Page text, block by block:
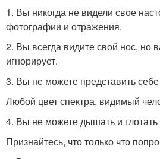
1. Вы никогда не видели свое
фотографии и отражения.
2. Вы всегда видите свой нос, но
игнорирует.
3. Вы не можете представить
Любой цвет спектра, видимый
4. Вы не можете дышать и
Признайтесь, что только что